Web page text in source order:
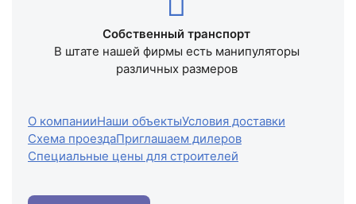
Собственный транспорт
В штате нашей фирмы есть манипуляторы
различных размеров
О компанииНаши объектыУсловия доставки
Схема проездаПриглашаем дилеров
Специальные цены для строителей